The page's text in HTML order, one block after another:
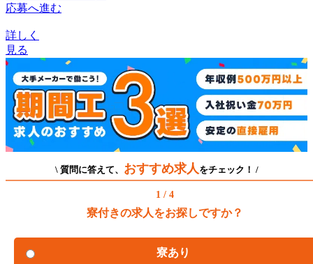
応募へ進む
詳しく
見る
\ 質問に答えて、 おすすめ求人 をチェック！ /
1 / 4
寮付きの求人をお探しですか？
寮あり